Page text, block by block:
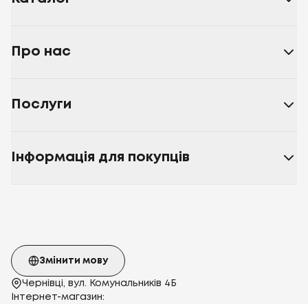
Про нас
Послуги
Інформація для покупців
Чернівці, вул. Комунальників 4Б
Інтернет-магазин:
Змінити мову